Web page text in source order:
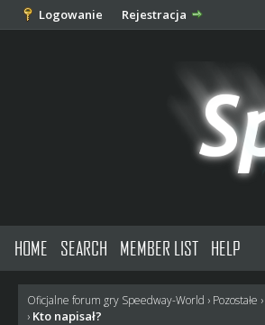
Logowanie Rejestracja
HOME SEARCH MEMBER LIST HELP
Oficjalne forum gry Speedway-World › Pozostałe ›
› Kto napisał?